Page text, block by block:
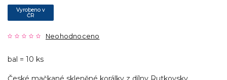
Vyrobeno v
ČR
Neohodnoceno
bal = 10 ks